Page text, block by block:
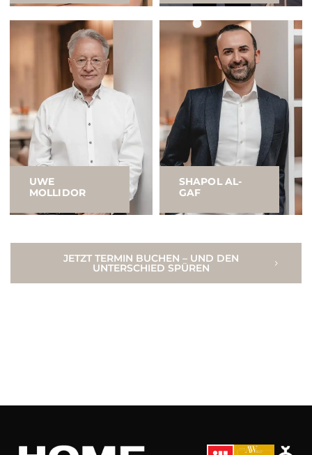
UWE
MOLLIDOR
SHAPOL AL-
GAF
JETZT TERMIN BUCHEN – UND DEN
UNTERSCHIED SPÜREN